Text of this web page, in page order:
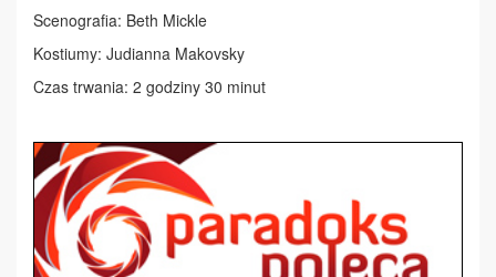
Scenografia: Beth Mickle
Kostiumy: Judianna Makovsky
Czas trwania: 2 godziny 30 minut